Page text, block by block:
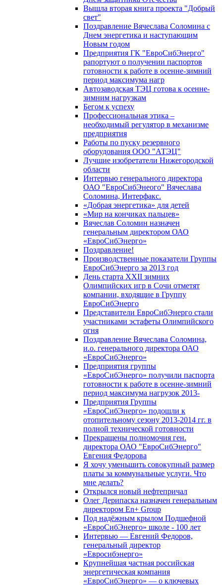
Вышла вторая книга проекта "Добрый
свет"
Поздравление Вячеслава Соломина с
Днем энергетика и наступающим
Новым годом
Предприятия ГК "ЕвроСибЭнерго"
рапортуют о получении паспортов
готовности к работе в осенне-зимний
период максимума нагр
Автозаводская ТЭЦ готова к осенне-
зимним нагрузкам
Бегом к успеху
Профессиональная этика –
необходимый регулятор в механизме
предприятия
Работы по пуску резервного
оборудования ООО "АТЭЦ"
Лучшие изобретатели Нижегородской
области
Интервью генерального директора
ОАО "ЕвроСибЭнеого" Вячеслава
Соломина, Интерфакс.
«Добрая энергетика» для детей
«Мир на кончиках пальцев»
Вячеслав Соломин назначен
генеральным директором ОАО
«ЕвроСибЭнерго»
Поздравление!
Производственные показатели Группы
ЕвроСибЭнерго за 2013 год
День старта XXII зимних
Олимпийских игр в Сочи отметят
компании, входящие в Группу
ЕвроСибЭнерго
Представители ЕвроСибЭнерго стали
участниками эстафеты Олимпийского
огня
Поздравление Вячеслава Соломина,
и.о. генерального директора ОАО
«ЕвроСибЭнерго»
Предприятия группы
«ЕвроСибЭнерго» получили паспорта
готовности к работе в осенне-зимний
период максимума нагрузок 2013-
Предприятия Группы
«ЕвроСибЭнерго» подошли к
отопительному сезону 2013-2014 гг. в
полной технической готовности
Прекращены полномочия ген.
директора ОАО "ЕвроСибЭнерго"
Евгения Федорова
Я хочу уменьшить совокупный размер
платы за коммунальные услуги. Что
мне делать?
Открылся новый нефтепричал
Олег Дерипаска назначен генеральным
директором En+ Group
Под надёжным крылом Подшефной
«ЕвроСибЭнерго» школе - 100 лет
Интервью — Евгений Федоров,
генеральный директор
«Евросибэнерго»
Крупнейшая частная российская
энергетическая компания
«ЕвроСибЭнерго» — о ключевых